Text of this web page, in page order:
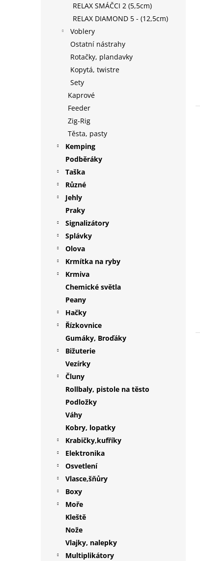
RELAX SMÁČCI 2 (5,5cm)
RELAX DIAMOND 5 - (12,5cm)
Voblery
Ostatní nástrahy
Rotačky, plandavky
Kopytá, twistre
Sety
Kaprové
Feeder
Zig-Rig
Těsta, pasty
Kemping
Podběráky
Taška
Různé
Jehly
Praky
Signalizátory
Splávky
Olova
Krmítka na ryby
Krmiva
Chemické světla
Peany
Hačky
Řízkovnice
Gumáky, Broďáky
Bižuterie
Vezírky
Čluny
Rollbaly, pistole na těsto
Podložky
Váhy
Kobry, lopatky
Krabičky,kufříky
Elektronika
Osvetlení
Vlasce,šňůry
Boxy
Moře
Kleště
Nože
Vlajky, nalepky
Multiplikátory